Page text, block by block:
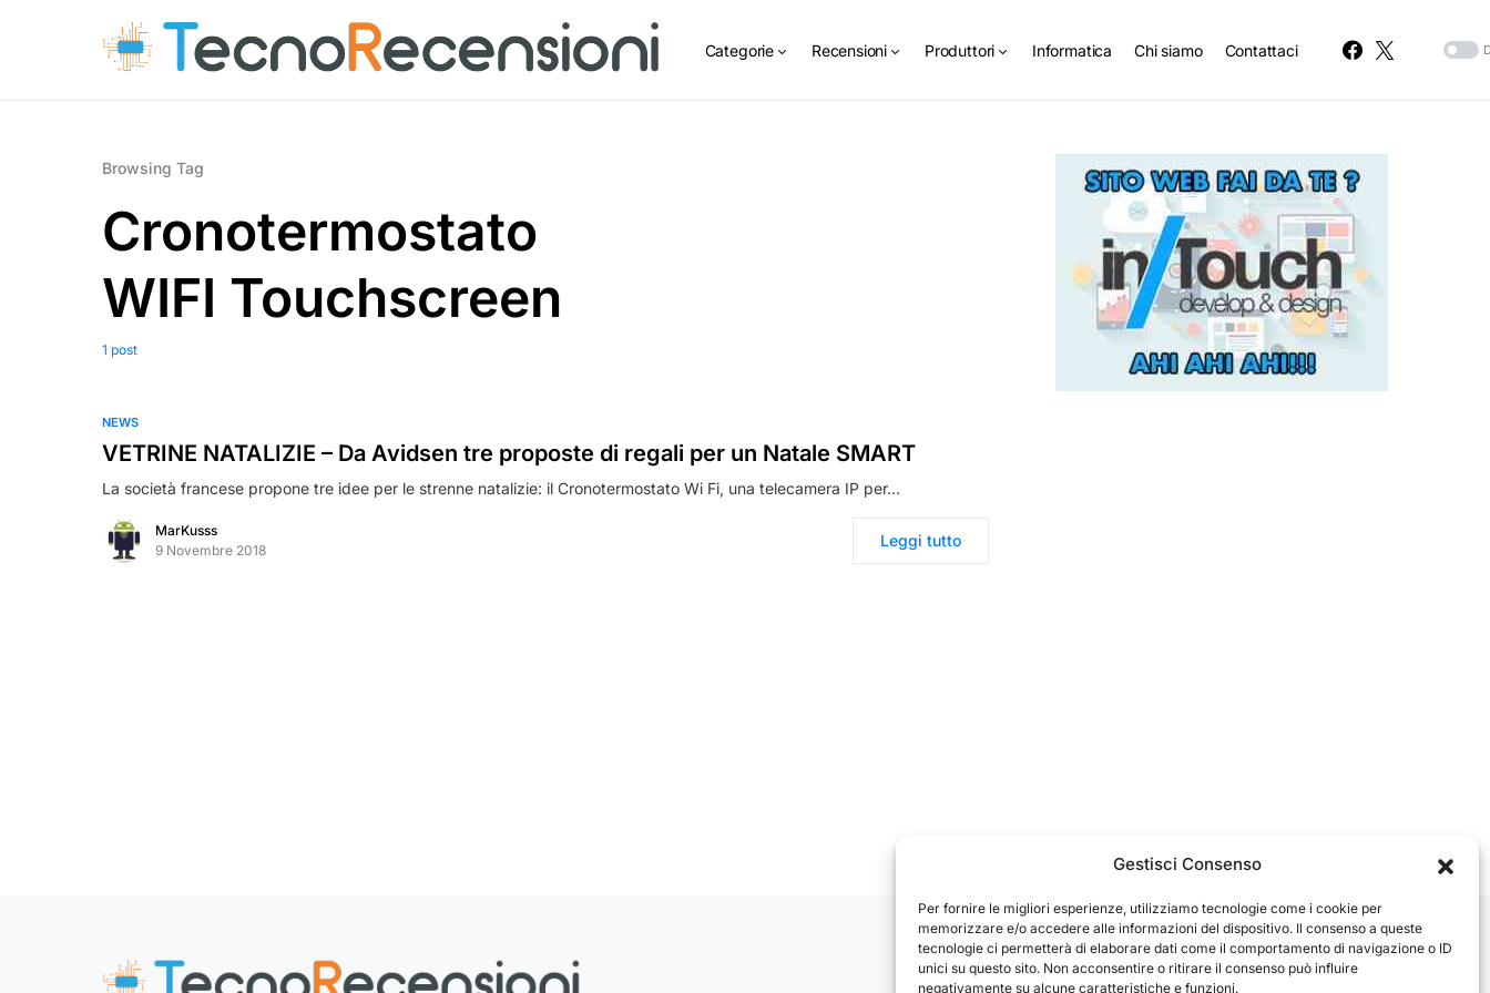
Gestisci Consenso
Per fornire le migliori esperienze, utilizziamo tecnologie come i cookie per
memorizzare e/o accedere alle informazioni del dispositivo. Il consenso a queste
tecnologie ci permetterà di elaborare dati come il comportamento di navigazione o ID
unici su questo sito. Non acconsentire o ritirare il consenso può influire
negativamente su alcune caratteristiche e funzioni.
Categorie Recensioni Produttori Informatica Chi siamo Contattaci
Browsing Tag
Cronotermostato
WIFI Touchscreen
1 post
NEWS
VETRINE NATALIZIE – Da Avidsen tre proposte di regali per un Natale SMART
La società francese propone tre idee per le strenne natalizie: il Cronotermostato Wi Fi, una telecamera IP per…
MarKusss
9 Novembre 2018
Leggi tutto